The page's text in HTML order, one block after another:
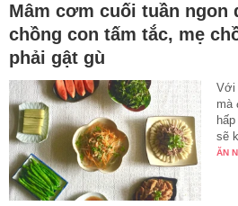
Mâm cơm cuối tuần ngon
chồng con tấm tắc, mẹ
phải gật gù
Với
mà
sẽ
ĂN